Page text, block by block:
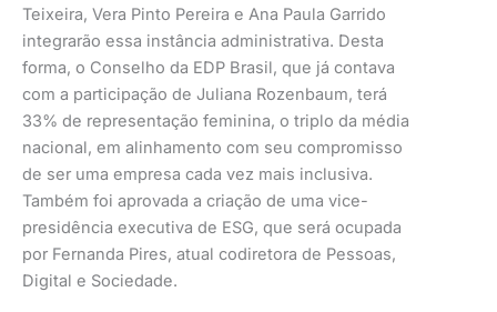
Teixeira, Vera Pinto Pereira e Ana Paula Garrido
integrarão essa instância administrativa. Desta
forma, o Conselho da EDP Brasil, que já contava
com a participação de Juliana Rozenbaum, terá
33% de representação feminina, o triplo da média
nacional, em alinhamento com seu compromisso
de ser uma empresa cada vez mais inclusiva.
Também foi aprovada a criação de uma vice-
presidência executiva de ESG, que será ocupada
por Fernanda Pires, atual codiretora de Pessoas,
Digital e Sociedade.